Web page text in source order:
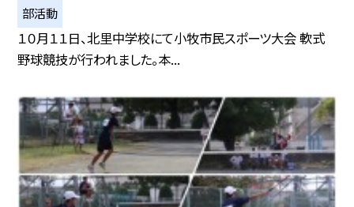
部活動
１０月１１日、北里中学校にて小牧市民スポーツ大会 軟式
野球競技が行われました。本...